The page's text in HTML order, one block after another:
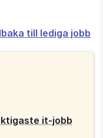
till lediga jobb
it-jobb